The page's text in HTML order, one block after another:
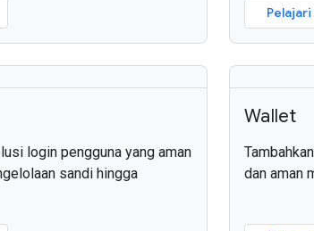
login pengguna yang aman
sandi hingga
Wallet
dan aman